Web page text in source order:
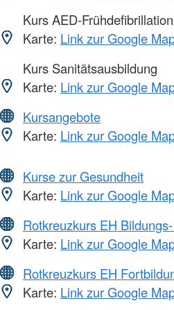
Kurs AED-Frühdefibrillation
Karte: Link zur Google
Kurs Sanitätsausbildung
Karte: Link zur Google
Kursangebote
Karte: Link zur Google
Kurse zur Gesundheit
Karte: Link zur Google
Rotkreuzkurs EH
Karte: Link zur Google
Rotkreuzkurs EH
Karte: Link zur Google